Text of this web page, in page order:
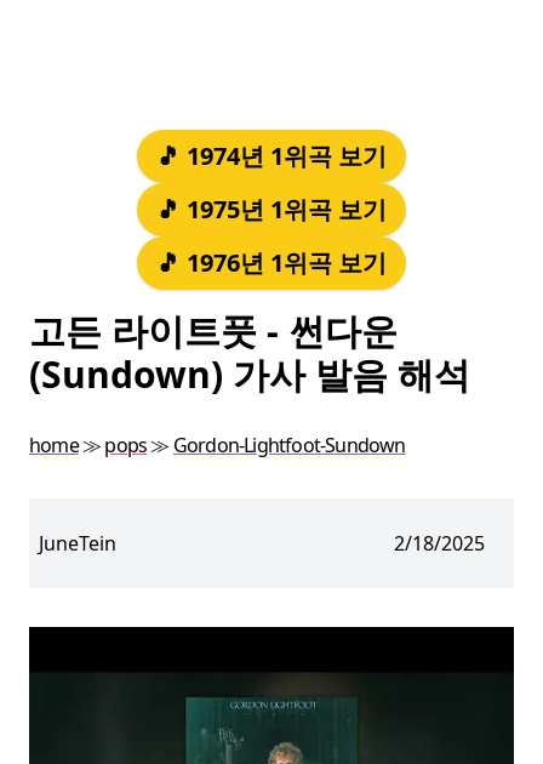
🎵 1974년 1위곡 보기
🎵 1975년 1위곡 보기
🎵 1976년 1위곡 보기
고든 라이트풋 - 썬다운
(Sundown) 가사 발음 해석
home≫pops≫ Gordon-Lightfoot-Sundown
JuneTein 2/18/2025